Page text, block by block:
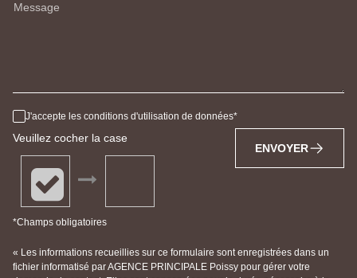
Message
J'accepte les conditions d'utilisation de données
Veuillez cocher la case
*Champs obligatoires
ENVOYER
« Les informations recueillies sur ce formulaire sont enregistrées dans un
fichier informatisé par AGENCE PRINCIPALE Poissy pour gérer votre